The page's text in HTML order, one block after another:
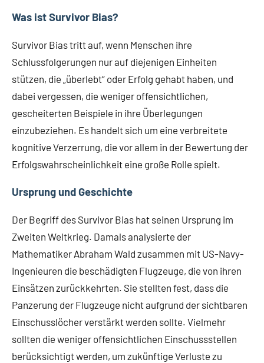
Was ist Survivor Bias?
Survivor Bias tritt auf, wenn Menschen ihre
Schlussfolgerungen nur auf diejenigen Einheiten
stützen, die „überlebt“ oder Erfolg gehabt haben, und
dabei vergessen, die weniger offensichtlichen,
gescheiterten Beispiele in ihre Überlegungen
einzubeziehen. Es handelt sich um eine verbreitete
kognitive Verzerrung, die vor allem in der Bewertung der
Erfolgswahrscheinlichkeit eine große Rolle spielt.
Ursprung und Geschichte
Der Begriff des Survivor Bias hat seinen Ursprung im
Zweiten Weltkrieg. Damals analysierte der
Mathematiker Abraham Wald zusammen mit US-Navy-
Ingenieuren die beschädigten Flugzeuge, die von ihren
Einsätzen zurückkehrten. Sie stellten fest, dass die
Panzerung der Flugzeuge nicht aufgrund der sichtbaren
Einschusslöcher verstärkt werden sollte. Vielmehr
sollten die weniger offensichtlichen Einschussstellen
berücksichtigt werden, um zukünftige Verluste zu